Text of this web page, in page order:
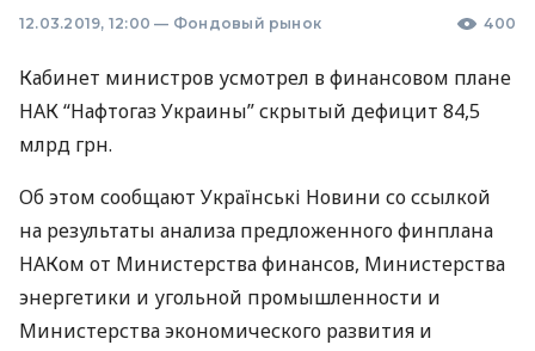
12.03.2019, 12:00 — Фондовый рынок 400
Кабинет министров усмотрел в финансовом плане
НАК“Нафтогаз Украины” скрытый дефицит 84,5
млрд грн.
Об этом сообщают Українські Новини со ссылкой
на результаты анализа предложенного финплана
НАКом от Министерства финансов, Министерства
энергетики и угольной промышленности и
Министерства экономического развития и